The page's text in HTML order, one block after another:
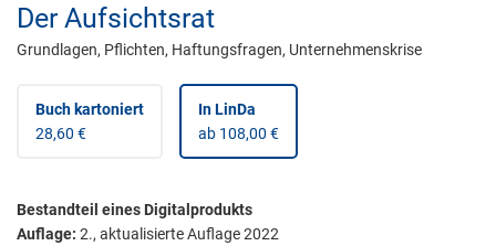
Der Aufsichtsrat
Grundlagen, Pflichten, Haftungsfragen, Unternehmenskrise
Buch kartoniert
28,60 €
In LinDa
ab 108,00 €
Bestandteil eines Digitalprodukts
Auflage: 2., aktualisierte Auflage 2022